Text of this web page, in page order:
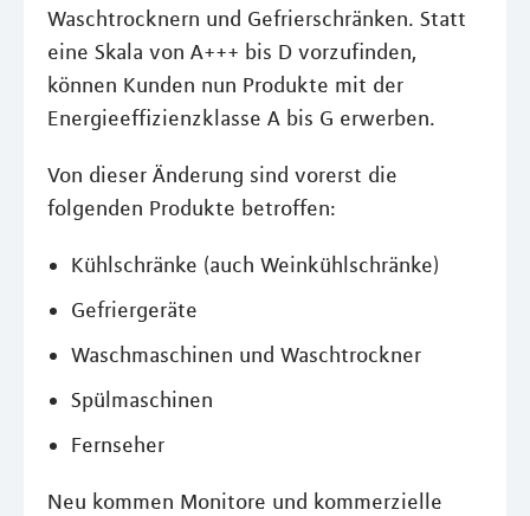
Waschtrocknern und Gefrierschränken. Statt
eine Skala von A+++ bis D vorzufinden,
können Kunden nun Produkte mit der
Energieeffizienzklasse A bis G erwerben.
Von dieser Änderung sind vorerst die
folgenden Produkte betroffen:
Kühlschränke (auch Weinkühlschränke)
Gefriergeräte
Waschmaschinen und Waschtrockner
Spülmaschinen
Fernseher
Neu kommen Monitore und kommerzielle